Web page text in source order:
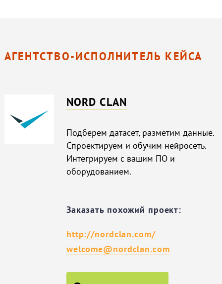
АГЕНТСТВО-ИСПОЛНИТЕЛЬ КЕЙСА
NORD CLAN
Подберем датасет, разметим данные.
Спроектируем и обучим нейросеть.
Интегрируем с вашим ПО и
оборудованием.
Заказать похожий проект:
http://nordclan.com/
welcome@nordclan.com